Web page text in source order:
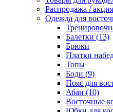
Распродажа /
Одежда для
Балетки (13)
Брюки
Платки
Топы
Боди (9)
Пояс для
Абаи (10)
Восточные